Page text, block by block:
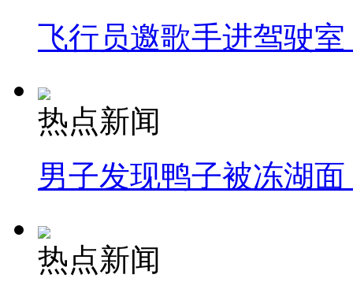
飞行员邀歌手进驾驶
热点新闻
男子发现鸭子被冻湖
热点新闻